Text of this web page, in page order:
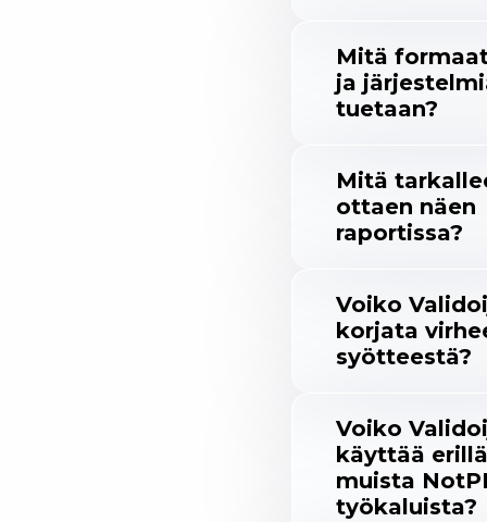
Mitä
ja
tuetaan?
Mitä
ottaen näen
raportissa?
Voiko
korjata
syötteestä?
Voiko
käyttää
muista
työkaluista?